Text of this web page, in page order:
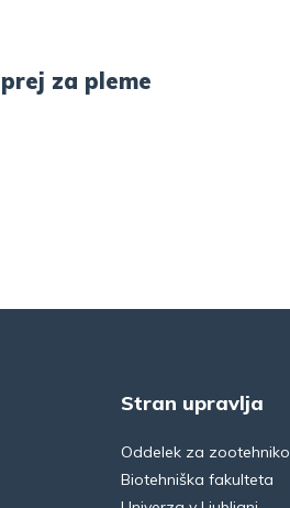
za pleme
Stran upravlja
Oddelek za zootehniko
Biotehniška fakulteta